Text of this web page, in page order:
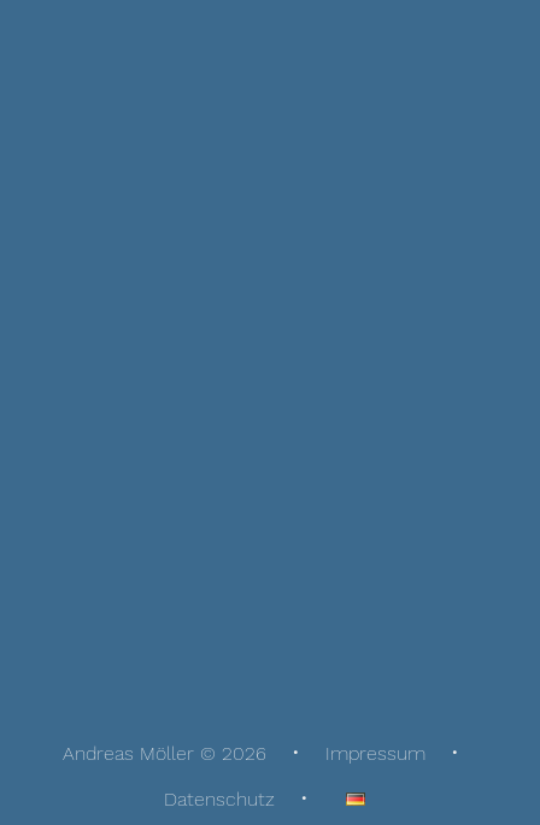
Andreas Möller © 2026
Impressum
Datenschutz